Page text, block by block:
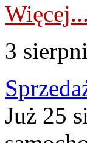
Więcej...
3
Już 25